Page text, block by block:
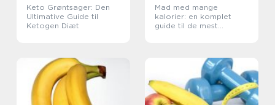
Keto Grøntsager: Den
Ultimative Guide til
Ketogen Diæt
Mad med mange
kalorier: en komplet
guide til de mest